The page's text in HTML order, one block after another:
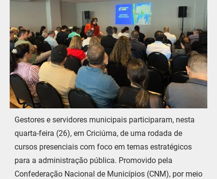
Gestores e servidores municipais participaram, nesta
quarta-feira (26), em Criciúma, de uma rodada de
cursos presenciais com foco em temas estratégicos
para a administração pública. Promovido pela
Confederação Nacional de Municípios (CNM), por meio